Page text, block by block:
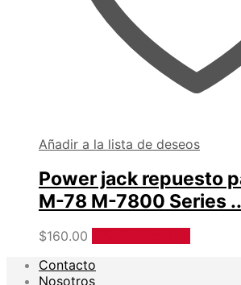
Añadir a la lista de deseos
Power jack repuesto
M-78 M-7800 Series ..
$160.00
Contacto
Nosotros